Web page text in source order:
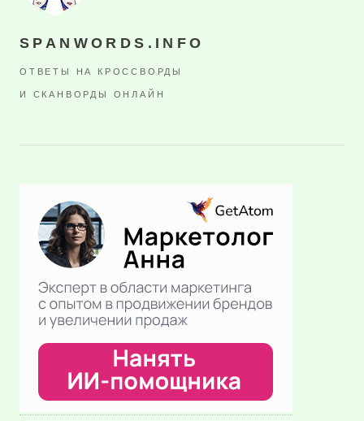
SPANWORDS.INFO
ОТВЕТЫ НА КРОССВОРДЫ
И СКАНВОРДЫ ОНЛАЙН